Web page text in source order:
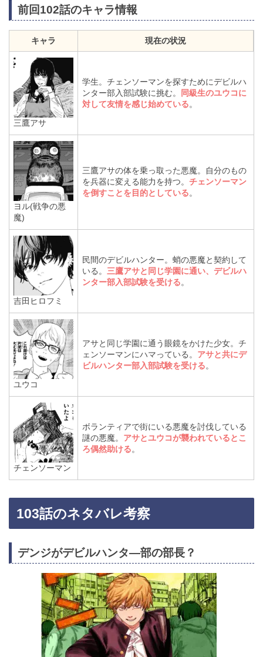
前回102話のキャラ情報
キャラ 現在の状況
三鷹アサ
学生。チェンソーマンを探すためにデビルハ
ンター部入部試験に挑む。
同級生のユウコに
対して友情を感じ始めている。
ヨル(戦争の悪
魔)
三鷹アサの体を乗っ取った悪魔。自分のもの
を兵器に変える能力を持つ。 チェンソーマン
を倒すことを目的としている。
吉田ヒロフミ
民間のデビルハンター。蛸の悪魔と契約して
いる。 三鷹アサと同じ学園に通い、デビルハ
ンター部入部試験を受ける。
ユウコ
アサと同じ学園に通う眼鏡をかけた少女。チ
ェンソーマンにハマっている。 アサと共にデ
ビルハンター部入部試験を受ける。
チェンソーマン
ボランティアで街にいる悪魔を討伐している
謎の悪魔。 アサとユウコが襲われているとこ
ろ偶然助ける。
103話のネタバレ考察
デンジがデビルハンタ―部の部長？